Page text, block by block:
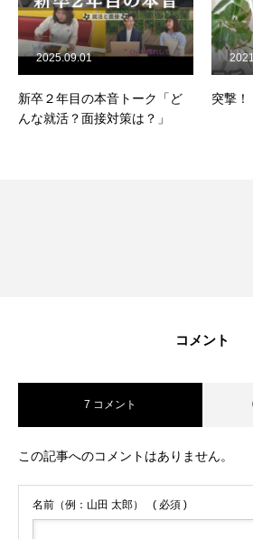
新卒２年目の本音トーク「ど
んな就活？面接対策は？」
2025.09.01
突撃！
コメント
7 コメント
この記事へのコメントはありません。
名前（例：山田 太郎） ( 必須 )